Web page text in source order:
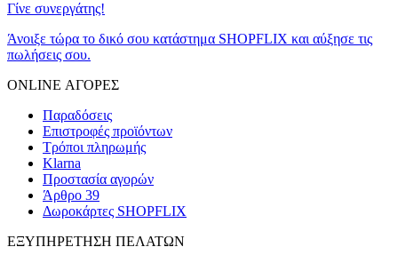
Γίνε συνεργάτης!
Άνοιξε τώρα το δικό σου κατάστημα SHOPFLIX και αύξησε τις
πωλήσεις σου.
ONLINE ΑΓΟΡΕΣ
Παραδόσεις
Επιστροφές προϊόντων
Τρόποι πληρωμής
Klarna
Προστασία αγορών
Άρθρο 39
Δωροκάρτες SHOPFLIX
ΕΞΥΠΗΡΕΤΗΣΗ ΠΕΛΑΤΩΝ